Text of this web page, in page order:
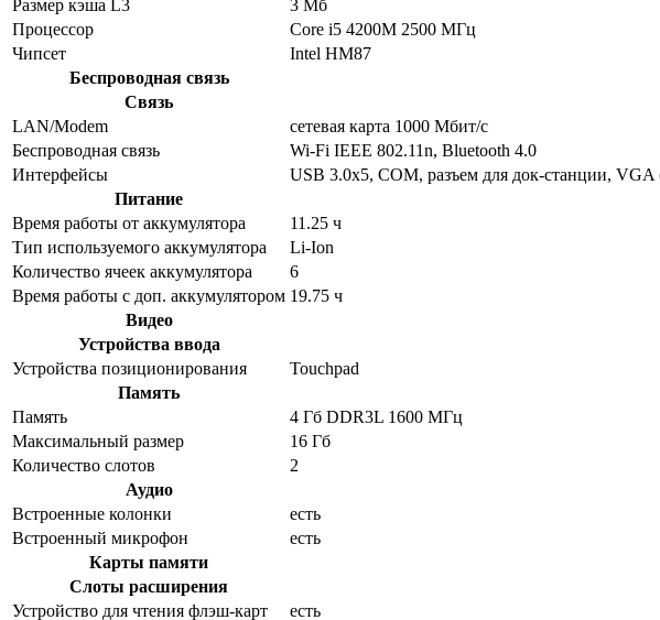
Размер кэша L3
3 Мб
Процессор
Core i5 4200M 2500 МГц
Чипсет
Intel HM87
Беспроводная связь
Связь
LAN/Modem
сетевая карта 1000 Мбит/c
Беспроводная связь
Wi-Fi IEEE 802.11n, Bluetooth 4.0
Интерфейсы
USB 3.0x5, COM, разъем для док-станции,
Питание
Время работы от аккумулятора
11.25 ч
Тип используемого аккумулятора
Li-Ion
Количество ячеек аккумулятора
6
Время работы с доп. аккумулятором 19.75 ч
Видео
Устройства ввода
Устройства позиционирования
Touchpad
Память
Память
4 Гб DDR3L 1600 МГц
Максимальный размер
16 Гб
Количество слотов
2
Аудио
Встроенные колонки
есть
Встроенный микрофон
есть
Карты памяти
Слоты расширения
Устройство для чтения флэш-карт
есть